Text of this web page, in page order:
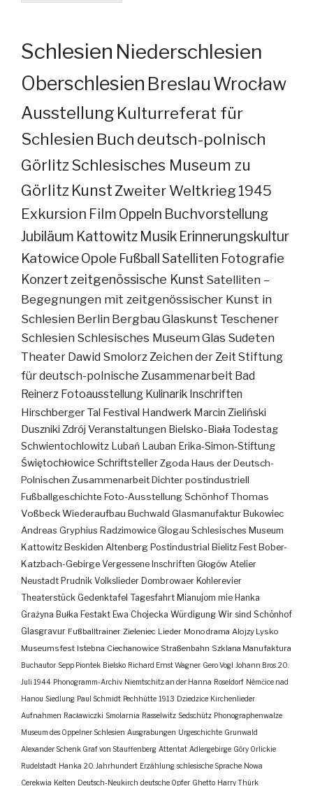
Schlesien Niederschlesien
Oberschlesien Breslau Wrocław
Ausstellung Kulturreferat für
Schlesien Buch deutsch-polnisch
GörlitzSchlesisches Museum zu
Görlitz KunstZweiter Weltkrieg 1945
Exkursion Film Oppeln Buchvorstellung
Jubiläum Kattowitz Musik Erinnerungskultur
KatowiceOpole FußballSatelliten Fotografie
Konzertzeitgenössische Kunst Satelliten –
Begegnungen mit zeitgenössischer Kunst in
Schlesien Berlin BergbauGlaskunst Teschener
Schlesien Schlesisches MuseumGlas Sudeten
Theater Dawid SmolorzZeichen der Zeit Stiftung
für deutsch-polnische Zusammenarbeit Bad
Reinerz Fotoausstellung Kulinarik Inschriften
Hirschberger Tal Festival Handwerk Marcin Zieliński
Duszniki Zdrój Veranstaltungen Bielsko-Biała Todestag
Schwientochlowitz Lubań Lauban Erika-Simon-Stiftung
Świętochłowice SchriftstellerZgoda Haus der Deutsch-
Polnischen ZusammenarbeitDichterpostindustriell
Fußballgeschichte Foto-AusstellungSchönhofThomas
VoßbeckWiederaufbau Buchwald Glasmanufaktur Bukowiec
Andreas Gryphius Radzimowice Glogau Schlesisches Museum
Kattowitz Beskiden Altenberg Postindustrial Bielitz Fest Bober-
Katzbach-Gebirge Vergessene Inschriften Głogów Atelier
Neustadt Prudnik Volkslieder Dombrowaer Kohlerevier
Theaterstück Gedenktafel Tagesfahrt Mianujom mie Hanka
Grażyna Bułka Festakt Ewa Chojecka Würdigung Wir sind Schönhof
Glasgravur Fußballtrainer Zieleniec Lieder Monodrama Alojzy Lysko
Museumsfest Istebna Ciechanowice Straßenbahn Szklana Manufaktura
Buchautor Sepp Piontek Bielsko Richard Ernst Wagner Gero Vogl Johann Bros 20.
Juli 1944 Phonogramm-Archiv Niemtschitz an der Hanna Roseldorf Némčice nad
Hanou Siedlung Paul Schmidt Pechhütte 1913 Dziedzice Kirchenlieder
Aufnahmen Racławiczki Smolarnia Rasselwitz Sedschütz Phonographenwalze
Museum des Oppelner Schlesien Ausgrabungen Urgeschichte Grunwald
Alexander Schenk Graf von Stauffenberg Attentat Adlergebirge Góry Orlickie
Rudelstadt Hanka 20. Jahrhundert Erzählung schlesische Sprache Nowa
Cerekwia Kelten Deutsch-Neukirch deutsche Opfer Ghetto Harry Thürk